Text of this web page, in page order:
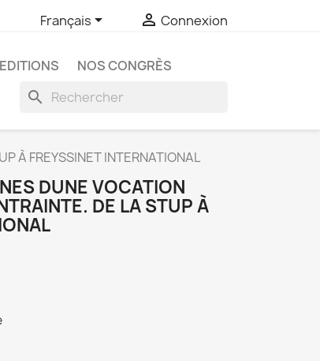
Français  Connexion
NOS CONGRÈS
search
À FREYSSINET INTERNATIONAL
DUNE VOCATION
DE LA STUP À